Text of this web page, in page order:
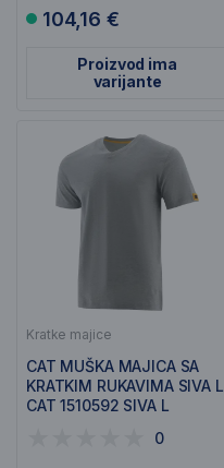
104,16 €
Proizvod ima
varijante
Kratke majice
CAT MUŠKA MAJICA SA
KRATKIM RUKAVIMA SIVA L
CAT 1510592 SIVA L
0